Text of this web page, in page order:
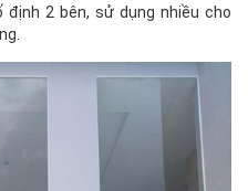
2 bên, sử dụng nhiều cho